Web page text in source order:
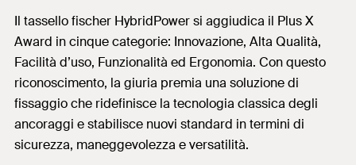
Il tassello fischer HybridPower si aggiudica il Plus X
Award in cinque categorie: Innovazione, Alta Qualità,
Facilità d’uso, Funzionalità ed Ergonomia. Con questo
riconoscimento, la giuria premia una soluzione di
fissaggio che ridefinisce la tecnologia classica degli
ancoraggi e stabilisce nuovi standard in termini di
sicurezza, maneggevolezza e versatilità.